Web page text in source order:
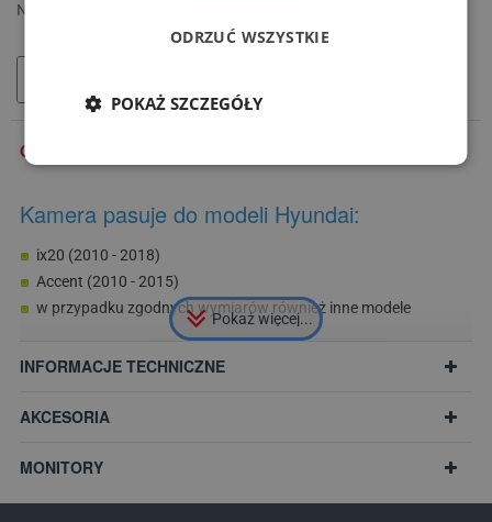
Netto: 178,05 zł
OPIS
Kamera pasuje do modeli Hyundai:
ix20 (2010 - 2018)
Accent (2010 - 2015)
w przypadku zgodnych wymiarów również inne modele
INFORMACJE TECHNICZNE
AKCESORIA
MONITORY
ODRZUĆ WSZYSTKIE
POKAŻ SZCZEGÓŁY